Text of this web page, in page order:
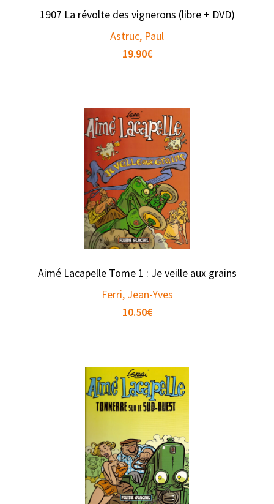
1907 La révolte des vignerons (libre + DVD)
Astruc, Paul
19.90€
Aimé Lacapelle Tome 1 : Je veille aux grains
Ferri, Jean-Yves
10.50€